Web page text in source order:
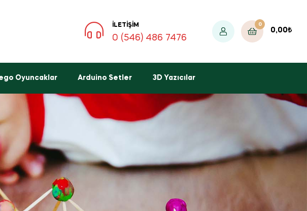
İLETIŞIM
0 (546) 486 7476
0
0,00₺
Oyuncaklar Arduino Setler 3D Yazıcılar